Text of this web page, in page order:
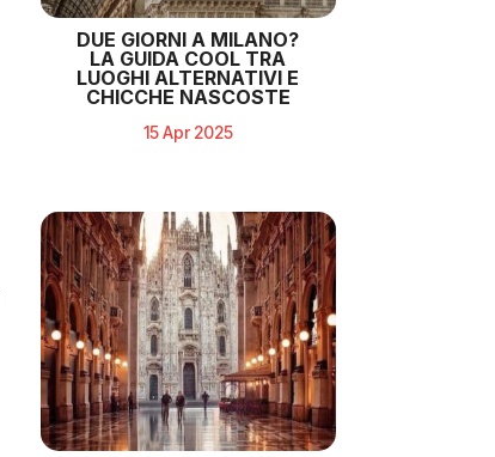
DUE GIORNI A MILANO?
LA GUIDA COOL TRA
LUOGHI ALTERNATIVI E
CHICCHE NASCOSTE
15 Apr 2025